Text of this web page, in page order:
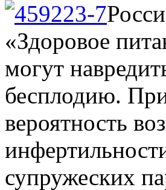
«Здоровое
могут
бесплодию.
вероятность
супружеских